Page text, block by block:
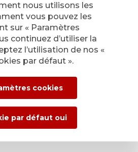
de presse
pour les
et les
de
nous utilisons les
vous pouvez les
sur « Paramètres
continuez d’utiliser la
l’utilisation de nos «
par défaut ».
cookies
par défaut oui